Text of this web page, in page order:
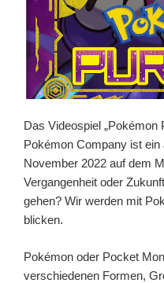
Das Videospiel „Pokémon
Pokémon Company ist
November 2022 auf dem
Vergangenheit oder
gehen? Wir werden mit
blicken.
Pokémon oder Pocket
verschiedenen Formen,